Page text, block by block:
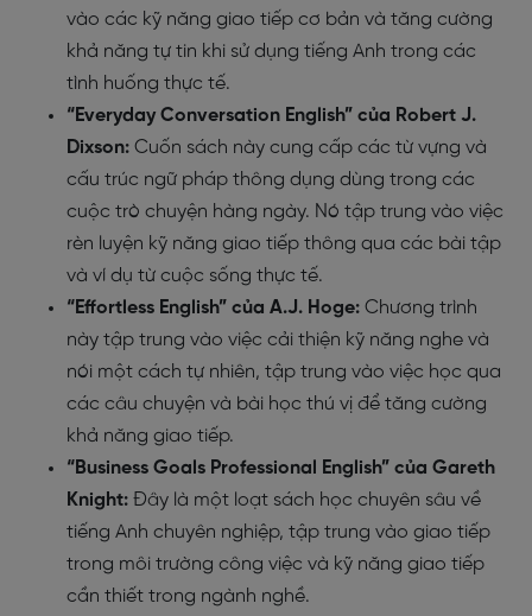
vào các kỹ năng giao tiếp cơ bản và tăng cường
khả năng tự tin khi sử dụng tiếng Anh trong các
tình huống thực tế.
“Everyday Conversation English” của Robert J.
Dixson: Cuốn sách này cung cấp các từ vựng và
cấu trúc ngữ pháp thông dụng dùng trong các
cuộc trò chuyện hàng ngày. Nó tập trung vào việc
rèn luyện kỹ năng giao tiếp thông qua các bài tập
và ví dụ từ cuộc sống thực tế.
“Effortless English” của A.J. Hoge: Chương trình
này tập trung vào việc cải thiện kỹ năng nghe và
nói một cách tự nhiên, tập trung vào việc học qua
các câu chuyện và bài học thú vị để tăng cường
khả năng giao tiếp.
“Business Goals Professional English” của Gareth
Knight: Đây là một loạt sách học chuyên sâu về
tiếng Anh chuyên nghiệp, tập trung vào giao tiếp
trong môi trường công việc và kỹ năng giao tiếp
cần thiết trong ngành nghề.